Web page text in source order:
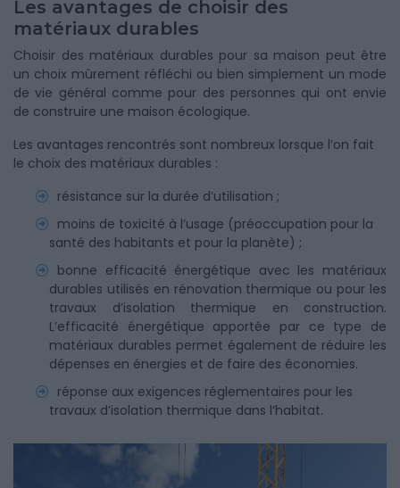
Les avantages de choisir des
matériaux durables
Choisir des matériaux durables pour sa maison peut être
un choix mûrement réfléchi ou bien simplement un mode
de vie général comme pour des personnes qui ont envie
de construire une maison écologique.
Les avantages rencontrés sont nombreux lorsque l’on fait
le choix des matériaux durables :
résistance sur la durée d’utilisation ;
moins de toxicité à l’usage (préoccupation pour la
santé des habitants et pour la planète) ;
bonne efficacité énergétique avec les matériaux
durables utilisés en rénovation thermique ou pour les
travaux d’isolation thermique en construction.
L’efficacité énergétique apportée par ce type de
matériaux durables permet également de réduire les
dépenses en énergies et de faire des économies.
réponse aux exigences réglementaires pour les
travaux d’isolation thermique dans l’habitat.